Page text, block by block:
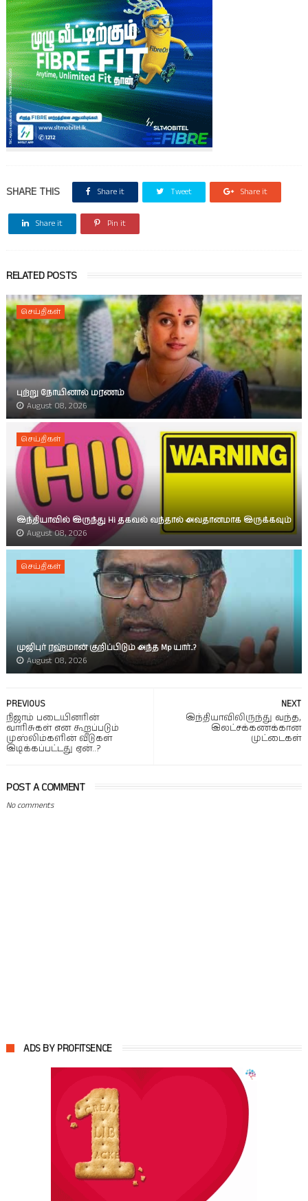
SHARE THIS Share it Tweet Share it
Share it Pin it
RELATED POSTS
செய்திகள்
புற்று நோயினால் மரணம்
August 08, 2026
செய்திகள்
இந்தியாவில் இருந்து Hi தகவல் வந்தால் அவதானமாக இருக்கவும்
August 08, 2026
செய்திகள்
முஜிபுர் ரஹ்மான் குறிப்பிடும் அந்த Mp யார்..?
August 08, 2026
NEXT
இந்தியாவிலிருந்து வந்த,
இலட்சக்கணக்கான
முட்டைகள்
PREVIOUS
நிஜாம் படையினரின்
வாரிசுகள் என கூறப்படும்
முஸ்லிம்களின் வீடுகள்
இடிக்கப்பட்டது ஏன்..?
POST A COMMENT
No comments
ADS BY PROFITSENCE